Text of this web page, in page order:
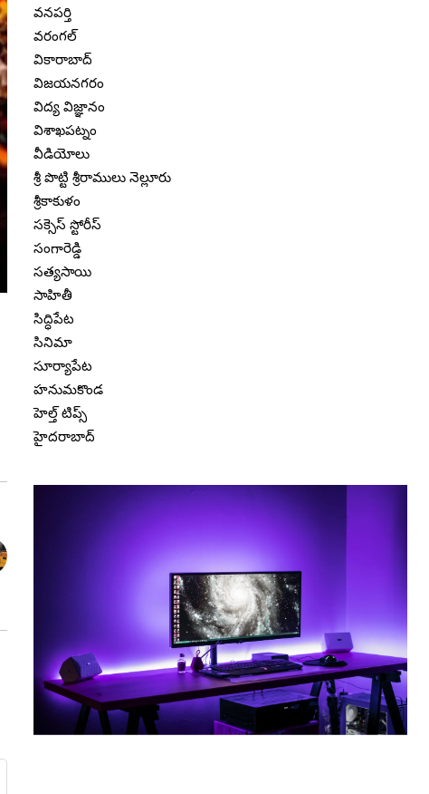
వనపర్తి
వరంగల్
వికారాబాద్
విజయనగరం
విద్య విజ్ఞానం
విశాఖపట్నం
వీడియోలు
శ్రీ పొట్టి శ్రీరాములు నెల్లూరు
శ్రీకాకుళం
సక్సెస్ స్టోరీస్
సంగారెడ్డి
సత్యసాయి
సాహితీ
సిద్ధిపేట
సినిమా
సూర్యాపేట
హనుమకొండ
హెల్త్ టిప్స్
హైదరాబాద్